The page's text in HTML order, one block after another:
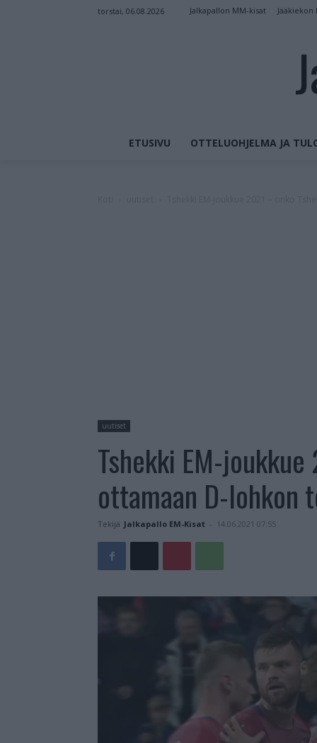
torstai, 06.08.2026 Jalkapallon MM-kisat Jääkiekon
ETUSIVU OTTELUOHJELMA JA
uutiset
Tshekki EM-
ottamaan D-lohkon
Tekijä Jalkapallo EM-Kisat - 14.06.2021 07:55